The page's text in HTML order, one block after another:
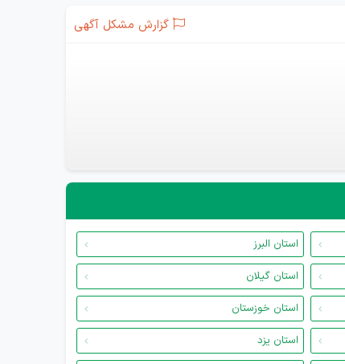
گزارش مشکل آگهی
استان البرز
استان گیلان
استان خوزستان
استان یزد